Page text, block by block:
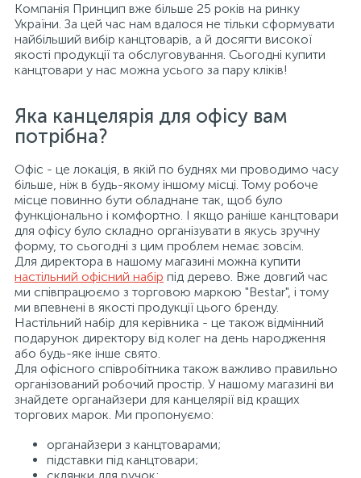
Компанія Принцип вже більше 25 років на ринку
України. За цей час нам вдалося не тільки сформувати
найбільший вибір канцтоварів, а й досягти високої
якості продукції та обслуговування. Сьогодні купити
канцтовари у нас можна усього за пару кліків!
Яка канцелярія для офісу вам
потрібна?
Офіс - це локація, в якій по буднях ми проводимо часу
більше, ніж в будь-якому іншому місці. Тому робоче
місце повинно бути обладнане так, щоб було
функціонально і комфортно. І якщо раніше канцтовари
для офісу було складно організувати в якусь зручну
форму, то сьогодні з цим проблем немає зовсім.
Для директора в нашому магазині можна купити
настільний офісний набір під дерево. Вже довгий час
ми співпрацюємо з торговою маркою "Bestar", і тому
ми впевнені в якості продукції цього бренду.
Настільний набір для керівника - це також відмінний
подарунок директору від колег на день народження
або будь-яке інше свято.
Для офісного співробітника також важливо правильно
організований робочий простір. У нашому магазині ви
знайдете органайзери для канцелярії від кращих
торгових марок. Ми пропонуємо:
органайзери з канцтоварами;
підставки під канцтовари;